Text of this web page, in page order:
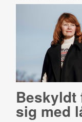
Beskyldt
sig med